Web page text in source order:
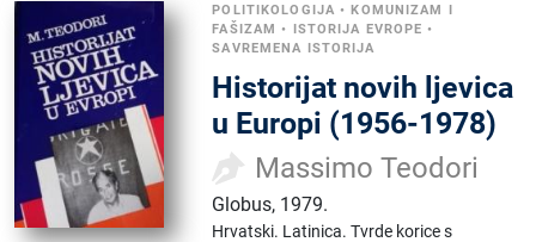
POLITIKOLOGIJA •KOMUNIZAM I
FAŠIZAM • ISTORIJA EVROPE •
SAVREMENA ISTORIJA
Historijat novih ljevica
u Europi (1956-1978)
Massimo Teodori
Globus, 1979.
Hrvatski. Latinica.Tvrde korice s